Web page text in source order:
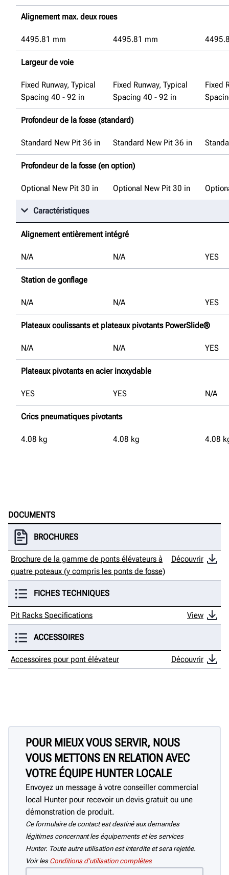
Alignement max. deux roues
4495.81 mm 4495.81 mm
Largeur de voie
Fixed Runway, Typical
Spacing 40 - 92 in
Fixed Runway, Typical
Spacing 40 - 92 in
Fixed
Profondeur de la fosse (standard)
Standard New Pit 36 in Standard New Pit 36 in
Profondeur de la fosse (en option)
Optional New Pit 30 in Optional New Pit 30 in
Caractéristiques
Alignement entièrement intégré
N/A N/A YES
Station de gonflage
N/A N/A YES
Plateaux coulissants et plateaux pivotants PowerSlide®
N/A N/A YES
Plateaux pivotants en acier inoxydable
YES YES N/A
Crics pneumatiques pivotants
4.08 kg 4.08 kg 4.08
DOCUMENTS
BROCHURES
Brochure de la gamme de ponts élévateurs à
quatre poteaux (y compris les ponts de fosse)
Découvrir
FICHES TECHNIQUES
Pit Racks Specifications View
ACCESSOIRES
Accessoires pour pont élévateur Découvrir
POUR MIEUX VOUS SERVIR, NOUS
VOUS METTONS EN RELATION AVEC
VOTRE ÉQUIPE HUNTER LOCALE
Envoyez un message à votre conseiller commercial
local Hunter pour recevoir un devis gratuit ou une
démonstration de produit.
Ce formulaire de contact est destiné aux demandes
légitimes concernant les équipements et les services
Hunter. Toute autre utilisation est interdite et sera rejetée.
Voir les Conditions d’utilisation complètes